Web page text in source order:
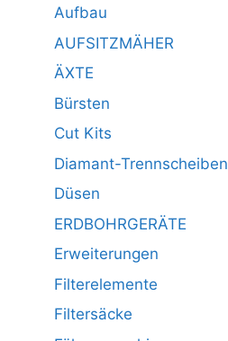
Aufbau
AUFSITZMÄHER
ÄXTE
Bürsten
Cut Kits
Diamant-Trennscheiben
Düsen
ERDBOHRGERÄTE
Erweiterungen
Filterelemente
Filtersäcke